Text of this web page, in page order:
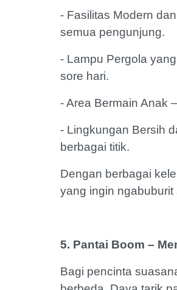
- Fasilitas Modern
semua pengunjung.
- Lampu Pergola
sore hari.
- Area Bermain Anak
- Lingkungan Bersih
berbagai titik.
Dengan berbagai
yang ingin
5. Pantai Boom –
Bagi pencinta